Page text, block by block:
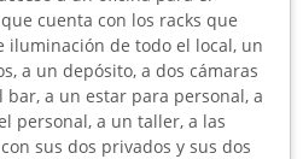
cuenta con los racks que
de todo el local, un
a un depósito, a dos cámaras
a un estar para personal, a
personal, a un taller, a las
sus dos privados y sus dos